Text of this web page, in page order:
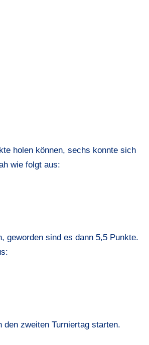
holen können, sechs konnte sich
wie folgt aus:
geworden sind es dann 5,5 Punkte.
den zweiten Turniertag starten.